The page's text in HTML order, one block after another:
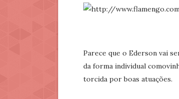
Parece que o Ederson vai
da forma individual
torcida por boas atuações.